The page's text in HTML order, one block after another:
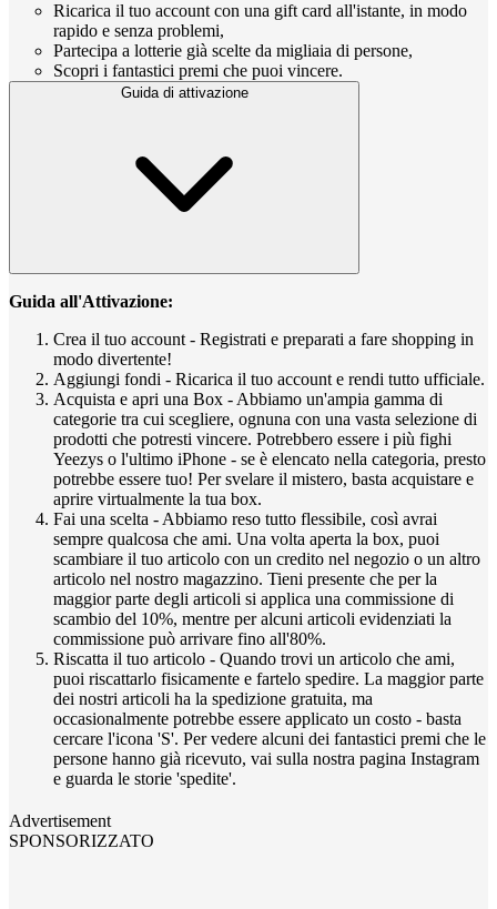
Ricarica il tuo account con una gift card all'istante, in modo
rapido e senza problemi,
Partecipa a lotterie già scelte da migliaia di persone,
Scopri i fantastici premi che puoi vincere.
Guida di attivazione
Guida all'Attivazione:
Crea il tuo account - Registrati e preparati a fare shopping in
modo divertente!
Aggiungi fondi - Ricarica il tuo account e rendi tutto ufficiale.
Acquista e apri una Box - Abbiamo un'ampia gamma di
categorie tra cui scegliere, ognuna con una vasta selezione di
prodotti che potresti vincere. Potrebbero essere i più fighi
Yeezys o l'ultimo iPhone - se è elencato nella categoria, presto
potrebbe essere tuo! Per svelare il mistero, basta acquistare e
aprire virtualmente la tua box.
Fai una scelta - Abbiamo reso tutto flessibile, così avrai
sempre qualcosa che ami. Una volta aperta la box, puoi
scambiare il tuo articolo con un credito nel negozio o un altro
articolo nel nostro magazzino. Tieni presente che per la
maggior parte degli articoli si applica una commissione di
scambio del 10%, mentre per alcuni articoli evidenziati la
commissione può arrivare fino all'80%.
Riscatta il tuo articolo - Quando trovi un articolo che ami,
puoi riscattarlo fisicamente e fartelo spedire. La maggior parte
dei nostri articoli ha la spedizione gratuita, ma
occasionalmente potrebbe essere applicato un costo - basta
cercare l'icona 'S'. Per vedere alcuni dei fantastici premi che le
persone hanno già ricevuto, vai sulla nostra pagina Instagram
e guarda le storie 'spedite'.
Advertisement
SPONSORIZZATO